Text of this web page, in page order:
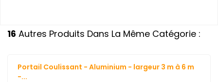
16 Autres Produits Dans La Même Catégorie :
Portail Coulissant - Aluminium - largeur 3 m à 6 m
-...